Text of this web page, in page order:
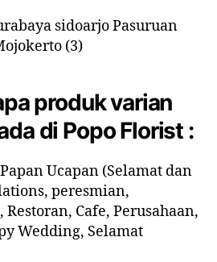
produk varian
di Popo Florist :
Ucapan (Selamat dan
peresmian,
Cafe, Perusahaan,
Wedding, Selamat